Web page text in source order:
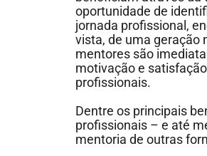
oportunidade de
jornada profissional,
vista, de uma geração
mentores são
motivação e
profissionais.
Dentre os principais
profissionais – e até
mentoria de outras